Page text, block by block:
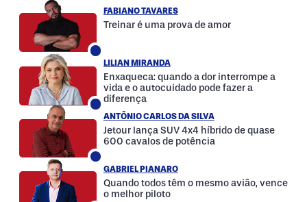
FABIANO TAVARES
Treinar é uma prova de amor
LILIAN MIRANDA
Enxaqueca: quando a dor interrompe a
vida e o autocuidado pode fazer a
diferença
ANTÔNIO CARLOS DA SILVA
Jetour lança SUV 4x4 híbrido de quase
600 cavalos de potência
GABRIEL PIANARO
Quando todos têm o mesmo avião, vence
o melhor piloto